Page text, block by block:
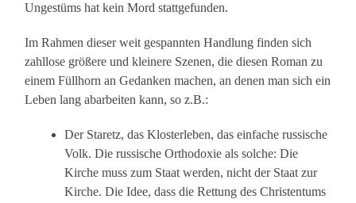
Ungestüms hat kein Mord stattgefunden.
Im Rahmen dieser weit gespannten Handlung finden sich
zahllose größere und kleinere Szenen, die diesen Roman zu
einem Füllhorn an Gedanken machen, an denen man sich ein
Leben lang abarbeiten kann, so z.B.:
Der Staretz, das Klosterleben, das einfache russische
Volk. Die russische Orthodoxie als solche: Die
Kirche muss zum Staat werden, nicht der Staat zur
Kirche. Die Idee, dass die Rettung des Christentums